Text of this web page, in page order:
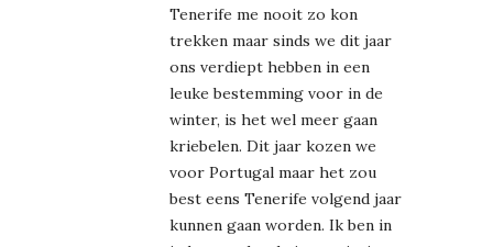
Tenerife me nooit zo kon
trekken maar sinds we dit jaar
ons verdiept hebben in een
leuke bestemming voor in de
winter, is het wel meer gaan
kriebelen. Dit jaar kozen we
voor Portugal maar het zou
best eens Tenerife volgend jaar
kunnen gaan worden. Ik ben in